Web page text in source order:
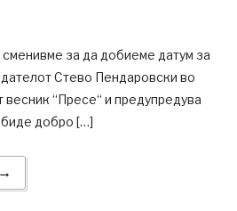
за да добиеме датум за
Стево Пендаровски во
весник “Пресе“ и предупредува
биде добро […]